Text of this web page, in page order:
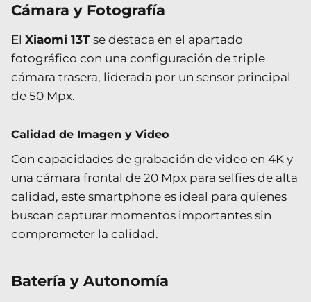
Cámara y Fotografía
El Xiaomi 13T se destaca en el apartado
fotográfico con una configuración de triple
cámara trasera, liderada por un sensor principal
de 50 Mpx.
Calidad de Imagen y Video
Con capacidades de grabación de video en 4K y
una cámara frontal de 20 Mpx para selfies de alta
calidad, este smartphone es ideal para quienes
buscan capturar momentos importantes sin
comprometer la calidad.
Batería y Autonomía